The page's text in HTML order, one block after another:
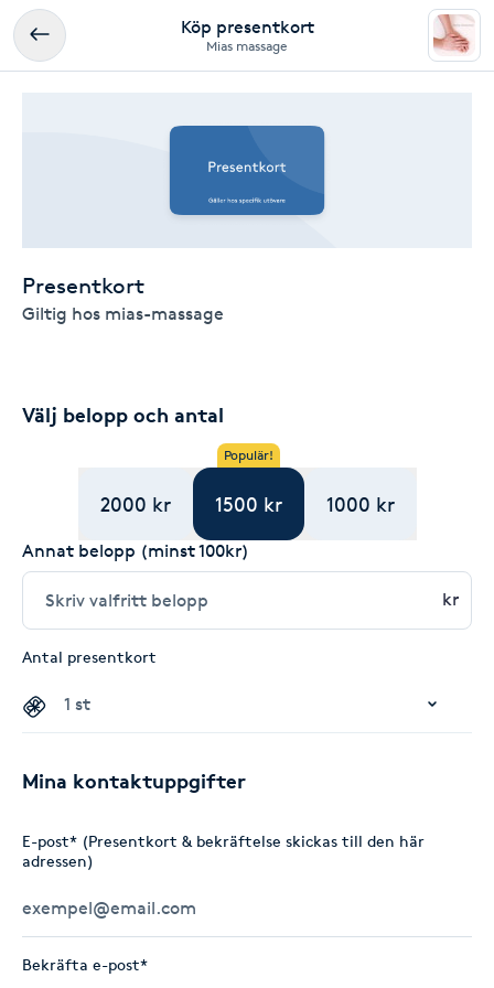
Köp presentkort
Mias massage
Presentkort
Giltig hos mias-massage
Välj belopp och antal
2000 kr
Populär!
1500 kr 1000 kr
Annat belopp (minst 100kr)
kr
Antal presentkort
Mina kontaktuppgifter
E-post* (Presentkort & bekräftelse skickas till den här
adressen)
Bekräfta e-post*